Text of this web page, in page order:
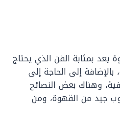
بمثابة الفن الذي يحتاج
إلى الحاجة إلى
وهناك بعض النصائح
جيد من القهوة، ومن